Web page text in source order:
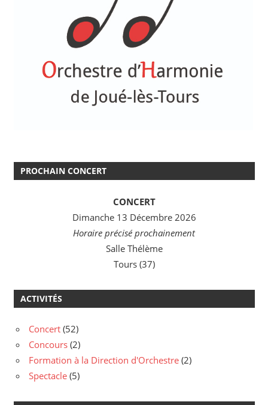
PROCHAIN CONCERT
CONCERT
Dimanche 13 Décembre 2026
Horaire précisé prochainement
Salle Thélème
Tours (37)
ACTIVITÉS
Concert (52)
Concours (2)
Formation à la Direction d'Orchestre (2)
Spectacle (5)